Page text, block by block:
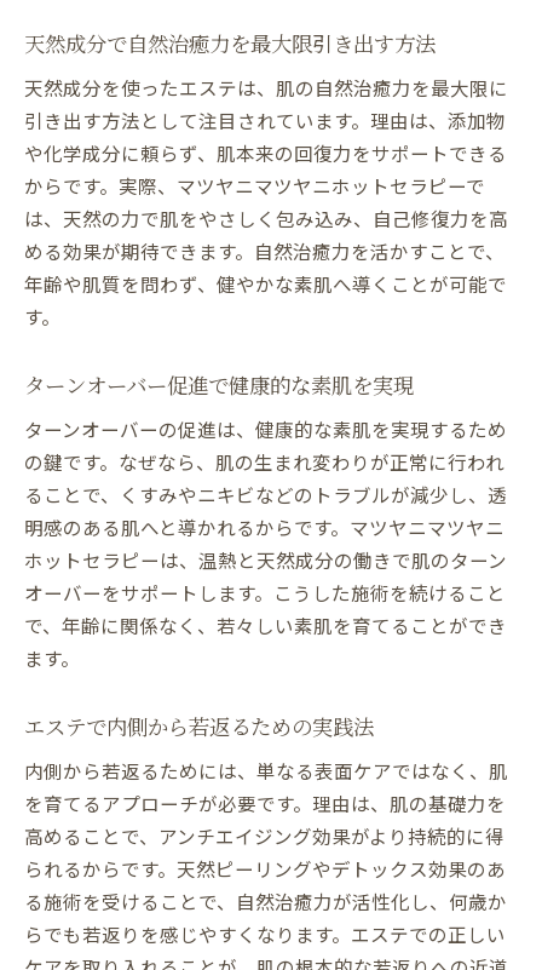
天然成分で自然治癒力を最大限引き出す方法
天然成分を使ったエステは、肌の自然治癒力を最大限に
引き出す方法として注目されています。理由は、添加物
や化学成分に頼らず、肌本来の回復力をサポートできる
からです。実際、マツヤニマツヤニホットセラピーで
は、天然の力で肌をやさしく包み込み、自己修復力を高
める効果が期待できます。自然治癒力を活かすことで、
年齢や肌質を問わず、健やかな素肌へ導くことが可能で
す。
ターンオーバー促進で健康的な素肌を実現
ターンオーバーの促進は、健康的な素肌を実現するため
の鍵です。なぜなら、肌の生まれ変わりが正常に行われ
ることで、くすみやニキビなどのトラブルが減少し、透
明感のある肌へと導かれるからです。マツヤニマツヤニ
ホットセラピーは、温熱と天然成分の働きで肌のターン
オーバーをサポートします。こうした施術を続けること
で、年齢に関係なく、若々しい素肌を育てることができ
ます。
エステで内側から若返るための実践法
内側から若返るためには、単なる表面ケアではなく、肌
を育てるアプローチが必要です。理由は、肌の基礎力を
高めることで、アンチエイジング効果がより持続的に得
られるからです。天然ピーリングやデトックス効果のあ
る施術を受けることで、自然治癒力が活性化し、何歳か
らでも若返りを感じやすくなります。エステでの正しい